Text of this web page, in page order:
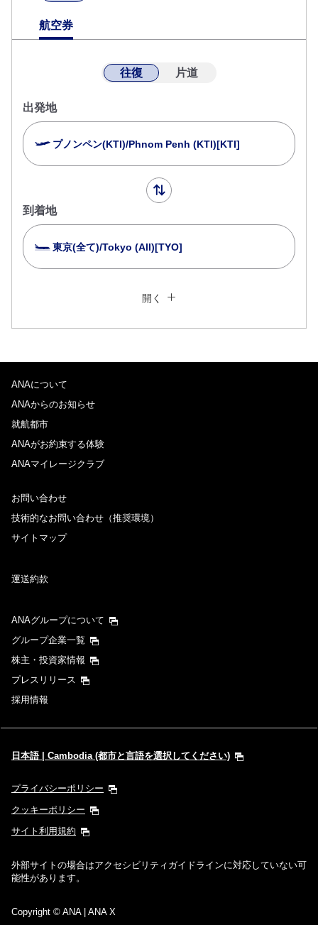
航空券
往復 片道
出発地
プノンペン(KTI)/Phnom Penh (KTI)[KTI]
到着地
東京(全て)/Tokyo (All)[TYO]
運賃タイプ指定なし
往路出発日および時間帯
時間帯指定なし
経由地および乗り継ぎ所要時間を追加する
時間帯指定なし
経由地および乗り継ぎ所要時間を追加する
プロモーションコードについて
前後3日の運賃を検索
開く
ANAについて
ANAからのお知らせ
就航都市
ANAがお約束する体験
ANAマイレージクラブ
お問い合わせ
技術的なお問い合わせ（推奨環境）
サイトマップ
運送約款
ANAグループについて
グループ企業一覧
株主・投資家情報
プレスリリース
採用情報
日本語 | Cambodia (都市と言語を選択してください)
プライバシーポリシー
クッキーポリシー
サイト利用規約
外部サイトの場合はアクセシビリティガイドラインに対応していない可
能性があります。
Copyright © ANA | ANA X